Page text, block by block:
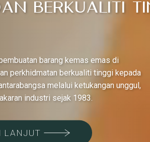
Berkualiti
barang kemas emas di
perkhidmatan berkualiti tinggi kepada
melalui ketukangan unggul,
industri sejak 1983.